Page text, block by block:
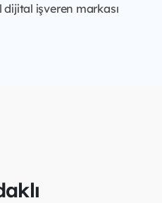
işveren markası